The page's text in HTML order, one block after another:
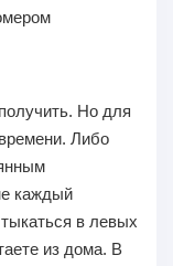
Но для
Либо
каждый
в левых
из дома. В